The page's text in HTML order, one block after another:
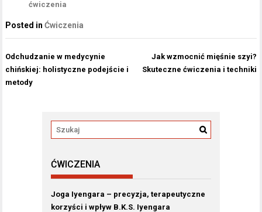
ćwiczenia
Posted inĆwiczenia
Nawigacja
wpisu
Odchudzanie w medycynie
chińskiej: holistyczne podejście i
metody
Jak wzmocnić mięśnie szyi?
Skuteczne ćwiczenia i techniki
ĆWICZENIA
Joga Iyengara – precyzja, terapeutyczne
korzyści i wpływ B.K.S. Iyengara